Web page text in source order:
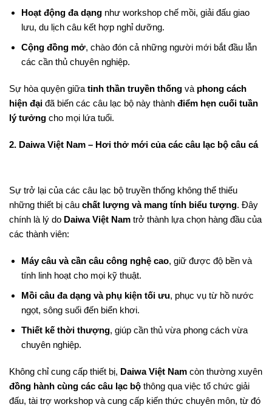
Hoạt động đa dạngnhư workshop chế mồi, giải đấu giao
lưu, du lịch câu kết hợp nghỉ dưỡng.
Cộng đồng mở, chào đón cả những người mới bắt đầu lẫn
các cần thủ chuyên nghiệp.
Sự hòa quyện giữa tinh thần truyền thống và phong cách
hiện đại đã biến các câu lạc bộ này thành điểm hẹn cuối tuần
lý tưởng cho mọi lứa tuổi.
2. Daiwa Việt Nam – Hơi thở mới của các câu lạc bộ câu cá
Sự trở lại của các câu lạc bộ truyền thống không thể thiếu
những thiết bị câu chất lượng và mang tính biểu tượng. Đây
chính là lý do Daiwa Việt Nam trở thành lựa chọn hàng đầu của
các thành viên:
Máy câu và cần câu công nghệ cao, giữ được độ bền và
tính linh hoạt cho mọi kỹ thuật.
Mồi câu đa dạng và phụ kiện tối ưu, phục vụ từ hồ nước
ngọt, sông suối đến biển khơi.
Thiết kế thời thượng, giúp cần thủ vừa phong cách vừa
chuyên nghiệp.
Không chỉ cung cấp thiết bị, Daiwa Việt Nam còn thường xuyên
đồng hành cùng các câu lạc bộ thông qua việc tổ chức giải
đấu, tài trợ workshop và cung cấp kiến thức chuyên môn, từ đó